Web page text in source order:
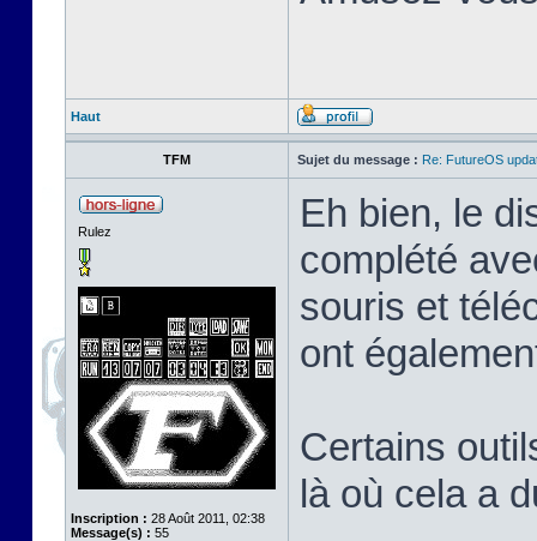
Haut
TFM Sujet du message : Re: FutureOS
Rulez
Inscription : 28 Août 2011, 02:38
Message(s) : 55
Eh bien, le
complété
souris et
ont
Certains
là où cela a